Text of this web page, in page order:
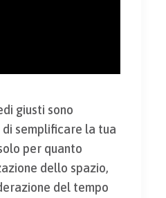
giusti sono
semplificare la tua
per quanto
dello spazio,
del tempo